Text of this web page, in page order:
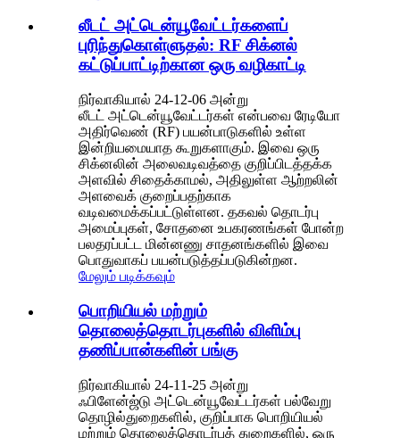
லீடட் அட்டென்யூவேட்டர்களைப்
புரிந்துகொள்ளுதல்: RF சிக்னல்
கட்டுப்பாட்டிற்கான ஒரு வழிகாட்டி
நிர்வாகியால் 24-12-06 அன்று
லீடட் அட்டென்யூவேட்டர்கள் என்பவை ரேடியோ
அதிர்வெண் (RF) பயன்பாடுகளில் உள்ள
இன்றியமையாத கூறுகளாகும். இவை ஒரு
சிக்னலின் அலைவடிவத்தை குறிப்பிடத்தக்க
அளவில் சிதைக்காமல், அதிலுள்ள ஆற்றலின்
அளவைக் குறைப்பதற்காக
வடிவமைக்கப்பட்டுள்ளன. தகவல் தொடர்பு
அமைப்புகள், சோதனை உபகரணங்கள் போன்ற
பலதரப்பட்ட மின்னணு சாதனங்களில் இவை
பொதுவாகப் பயன்படுத்தப்படுகின்றன.
மேலும் படிக்கவும்
பொறியியல் மற்றும்
தொலைத்தொடர்புகளில் விளிம்பு
தணிப்பான்களின் பங்கு
நிர்வாகியால் 24-11-25 அன்று
ஃபிளேன்ஜ்டு அட்டென்யூவேட்டர்கள் பல்வேறு
தொழில்துறைகளில், குறிப்பாக பொறியியல்
மற்றும் தொலைத்தொடர்புத் துறைகளில், ஒரு